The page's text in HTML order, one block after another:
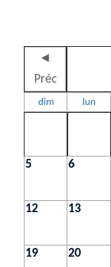
◄
Préc
dim lun
5 6
12 13
19 20